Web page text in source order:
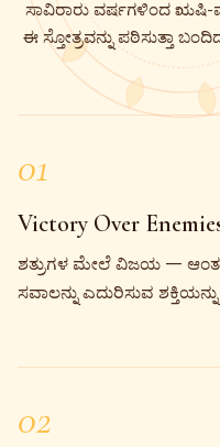
ಸಾವಿರಾರು ವರ್ಷಗಳಿಂದ ಋಷಿ-
ಈ ಸ್ತೋತ್ರವನ್ನು ಪಠಿಸುತ್ತಾ
01
Victory Over
ಶತ್ರುಗಳ ಮೇಲೆ ವಿಜಯ —
ಸವಾಲನ್ನು ಎದುರಿಸುವ ಶಕ್ತಿಯನ್ನು
02